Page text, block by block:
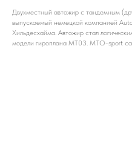
Двухместный автожир с тандемным
выпускаемый немецкой компанией
Хильдесхайма. Автожир стал
модели гироплана MT03. MTO-sport